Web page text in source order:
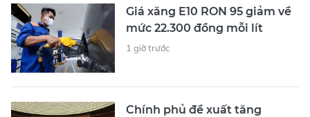
Giá xăng E10 RON 95 giảm về
mức 22.300 đồng mỗi lít
1 giờ trước
Chính phủ đề xuất tăng